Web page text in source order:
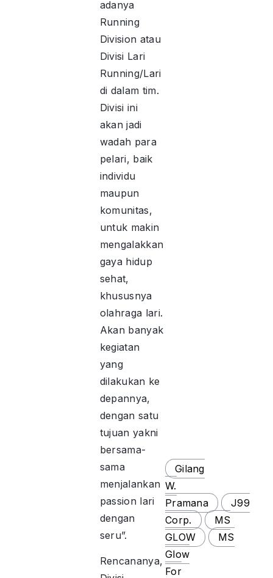
adanya
Running
Division atau
Divisi Lari
Running/Lari
di dalam tim.
Divisi ini
akan jadi
wadah para
pelari, baik
individu
maupun
komunitas,
untuk makin
mengalakkan
gaya hidup
sehat,
khususnya
olahraga lari.
Akan banyak
kegiatan
yang
dilakukan ke
depannya,
dengan satu
tujuan yakni
bersama-
sama
menjalankan
passion lari
dengan
seru”.
Rencananya,
Gilang
W.
Pramana
J99
Corp.
MS
GLOW
MS
Glow
For